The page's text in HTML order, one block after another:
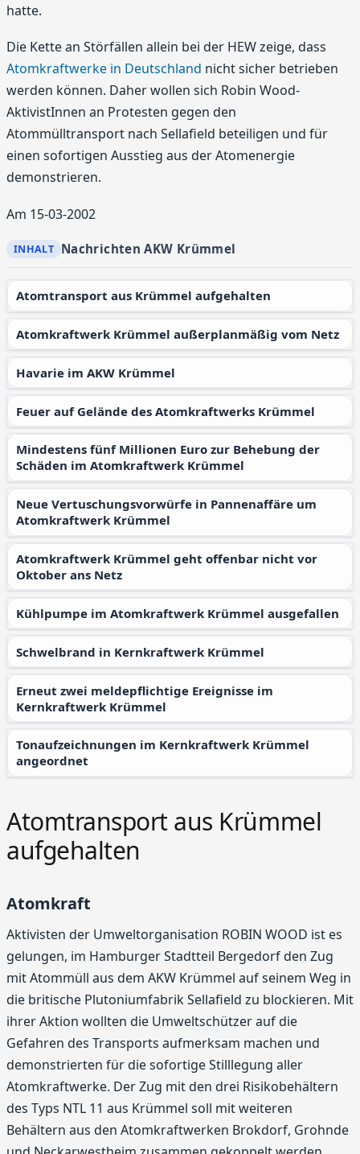
hatte.
Die Kette an Störfällen allein bei der HEW zeige, dass
Atomkraftwerke in Deutschland nicht sicher betrieben
werden können. Daher wollen sich Robin Wood-
AktivistInnen an Protesten gegen den
Atommülltransport nach Sellafield beteiligen und für
einen sofortigen Ausstieg aus der Atomenergie
demonstrieren.
Am 15-03-2002
Nachrichten AKW Krümmel
Atomtransport aus Krümmel aufgehalten
Atomkraftwerk Krümmel außerplanmäßig vom Netz
Havarie im AKW Krümmel
Feuer auf Gelände des Atomkraftwerks Krümmel
Mindestens fünf Millionen Euro zur Behebung der
Schäden im Atomkraftwerk Krümmel
Neue Vertuschungsvorwürfe in Pannenaffäre um
Atomkraftwerk Krümmel
Atomkraftwerk Krümmel geht offenbar nicht vor
Oktober ans Netz
Kühlpumpe im Atomkraftwerk Krümmel ausgefallen
Schwelbrand in Kernkraftwerk Krümmel
Erneut zwei meldepflichtige Ereignisse im
Kernkraftwerk Krümmel
Tonaufzeichnungen im Kernkraftwerk Krümmel
angeordnet
Atomtransport aus Krümmel
aufgehalten
Atomkraft
Aktivisten der Umweltorganisation ROBIN WOOD ist es
gelungen, im Hamburger Stadtteil Bergedorf den Zug
mit Atommüll aus dem AKW Krümmel auf seinem Weg in
die britische Plutoniumfabrik Sellafield zu blockieren. Mit
ihrer Aktion wollten die Umweltschützer auf die
Gefahren des Transports aufmerksam machen und
demonstrierten für die sofortige Stilllegung aller
Atomkraftwerke. Der Zug mit den drei Risikobehältern
des Typs NTL 11 aus Krümmel soll mit weiteren
Behältern aus den Atomkraftwerken Brokdorf, Grohnde